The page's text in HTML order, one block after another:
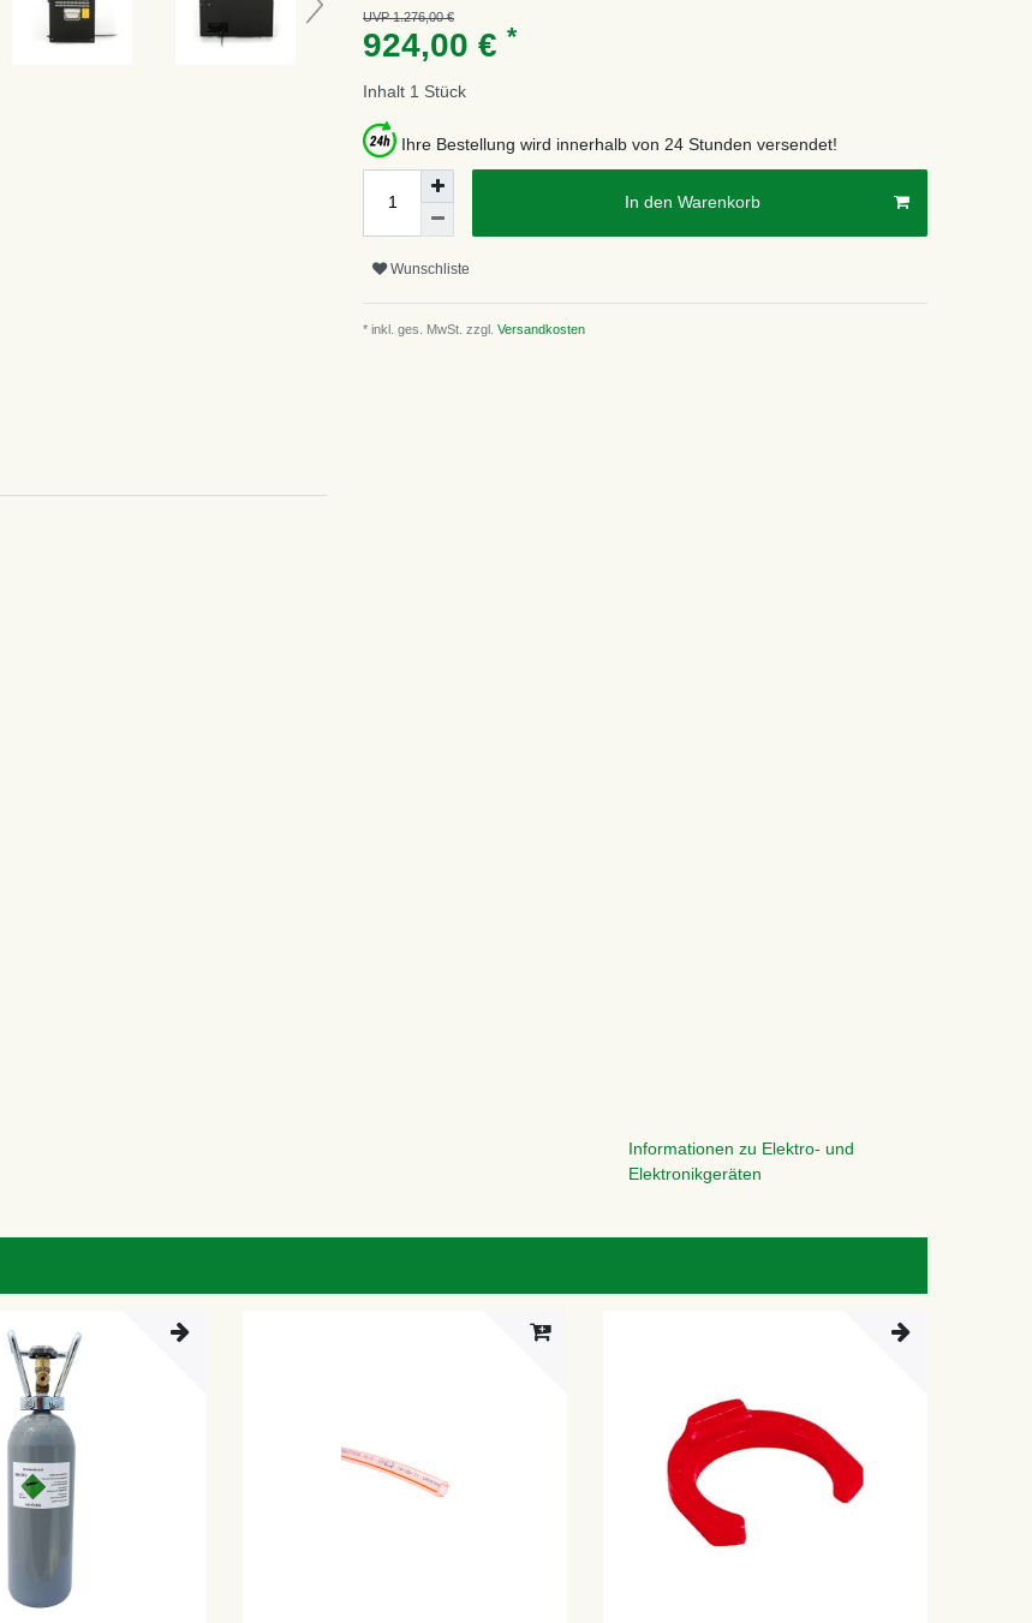
UVP 1.276,00 €
924,00 € *
Inhalt 1 Stück
Ihre Bestellung wird innerhalb von 24 Stunden versendet!
In den Warenkorb
Wunschliste
* inkl. ges. MwSt. zzgl. Versandkosten
Informationen zu Elektro- und
Elektronikgeräten